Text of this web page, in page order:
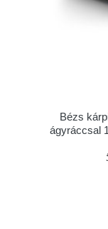
Bézs
ágyráccsal